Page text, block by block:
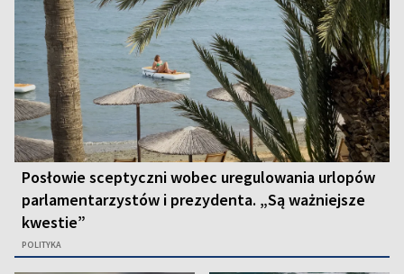
Posłowie sceptyczni wobec uregulowania urlopów
parlamentarzystów i prezydenta. „Są ważniejsze
kwestie”
POLITYKA